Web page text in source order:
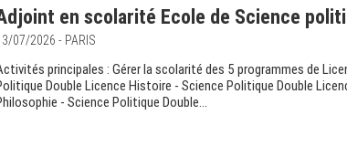
en scolarité Ecole de Science
07/2026 - PARIS
principales : Gérer la scolarité des 5 programmes de
Double Licence Histoire - Science Politique Double
- Science Politique Double...